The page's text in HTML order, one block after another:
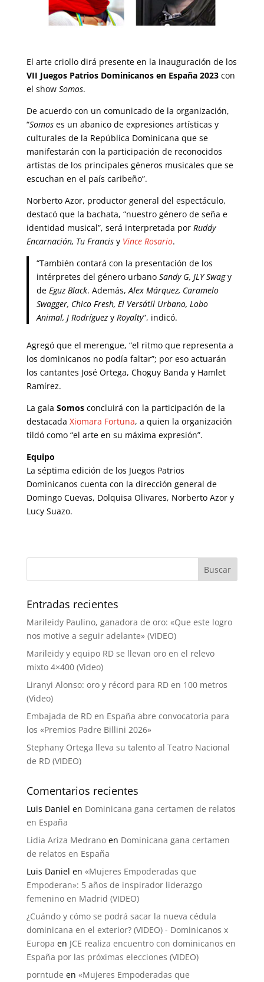
El arte criollo dirá presente en la inauguración de los
VII Juegos Patrios Dominicanos en España 2023con
el show Somos.
De acuerdo con un comunicado de la organización,
“Somoses un abanico de expresiones artísticas y
culturales de la República Dominicana que se
manifestarán con la participación de reconocidos
artistas de los principales géneros musicales que se
escuchan en el país caribeño”.
Norberto Azor, productor general del espectáculo,
destacó que la bachata, “nuestro género de seña e
identidad musical”, será interpretada por Ruddy
Encarnación, Tu Francis y Vince Rosario.
“También contará con la presentación de los
intérpretes del género urbanoSandy G, JLY Swagy
de Eguz Black. Además,Alex Márquez, Caramelo
Swagger, Chico Fresh, El Versátil Urbano, Lobo
Animal, J Rodríguez y Royalty”, indicó.
Agregó que el merengue, “el ritmo que representa a
los dominicanos no podía faltar”; por eso actuarán
los cantantes José Ortega, Choguy Banda y Hamlet
Ramírez.
La gala Somosconcluirá con la participación de la
destacada Xiomara Fortuna, a quien la organización
tildó como “el arte en su máxima expresión”.
Equipo
La séptima edición de los Juegos Patrios
Dominicanos cuenta con la dirección general de
Domingo Cuevas, Dolquisa Olivares, Norberto Azor y
Lucy Suazo.
Entradas recientes
Marileidy Paulino, ganadora de oro: «Que este logro
nos motive a seguir adelante» (VIDEO)
Marileidy y equipo RD se llevan oro en el relevo
mixto 4×400 (Video)
Liranyi Alonso: oro y récord para RD en 100 metros
(Video)
Embajada de RD en España abre convocatoria para
los «Premios Padre Billini 2026»
Stephany Ortega lleva su talento al Teatro Nacional
de RD (VIDEO)
Comentarios recientes
Luis Daniel en Dominicana gana certamen de relatos
en España
Lidia Ariza Medranoen Dominicana gana certamen
de relatos en España
Luis Daniel en «Mujeres Empoderadas que
Empoderan»: 5 años de inspirador liderazgo
femenino en Madrid (VIDEO)
¿Cuándo y cómo se podrá sacar la nueva cédula
dominicana en el exterior? (VIDEO) - Dominicanos x
Europa en JCE realiza encuentro con dominicanos en
España por las próximas elecciones (VIDEO)
porntude en «Mujeres Empoderadas que